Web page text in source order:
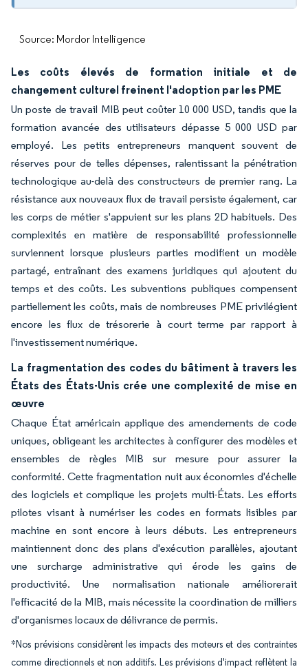
Source: Mordor Intelligence
Les coûts élevés de formation initiale et de
changement culturel freinent l'adoption par les PME
Un poste de travail MIB peut coûter 10 000 USD, tandis que la
formation avancée des utilisateurs dépasse 5 000 USD par
employé. Les petits entrepreneurs manquent souvent de
réserves pour de telles dépenses, ralentissant la pénétration
technologique au-delà des constructeurs de premier rang. La
résistance aux nouveaux flux de travail persiste également, car
les corps de métier s'appuient sur les plans 2D habituels. Des
complexités en matière de responsabilité professionnelle
surviennent lorsque plusieurs parties modifient un modèle
partagé, entraînant des examens juridiques qui ajoutent du
temps et des coûts. Les subventions publiques compensent
partiellement les coûts, mais de nombreuses PME privilégient
encore les flux de trésorerie à court terme par rapport à
l'investissement numérique.
La fragmentation des codes du bâtiment à travers les
États des États-Unis crée une complexité de mise en
œuvre
Chaque État américain applique des amendements de code
uniques, obligeant les architectes à configurer des modèles et
ensembles de règles MIB sur mesure pour assurer la
conformité. Cette fragmentation nuit aux économies d'échelle
des logiciels et complique les projets multi-États. Les efforts
pilotes visant à numériser les codes en formats lisibles par
machine en sont encore à leurs débuts. Les entrepreneurs
maintiennent donc des plans d'exécution parallèles, ajoutant
une surcharge administrative qui érode les gains de
productivité. Une normalisation nationale améliorerait
l'efficacité de la MIB, mais nécessite la coordination de milliers
d'organismes locaux de délivrance de permis.
*Nos prévisions considèrent les impacts des moteurs et des contraintes
comme directionnels et non additifs. Les prévisions d'impact reflètent la